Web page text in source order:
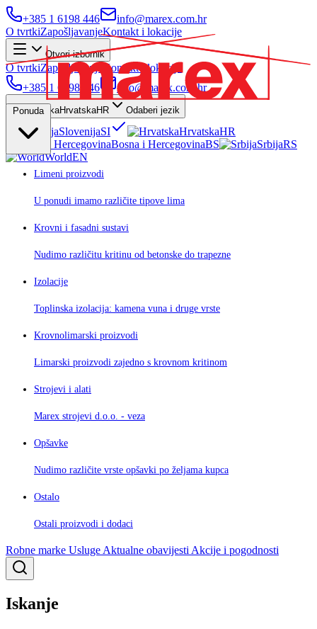
+385 1 6198 446
info@marex.com.hr
O tvrtkiZapošljavanjeKontakt i lokacije
Otvori izbornik
O tvrtkiZapošljavanje
Kontakt i lokacije
+385 1 6198 446
info@marex.com.hr
HrvatskaHR Odaberi jezik
SlovenijaSI HrvatskaHR
Bosna i HercegovinaBS SrbijaRS
WorldEN
Ponuda
Limeni proizvodi
U ponudi imamo različite tipove lima
Krovni i fasadni sustavi
Nudimo različitu kritinu od betonske do trapezne
Izolacije
Toplinska izolacija: kamena vuna i druge vrste
Krovnolimarski proizvodi
Limarski proizvodi zajedno s krovnom kritinom
Strojevi i alati
Marex strojevi d.o.o. - veza
Opšavke
Nudimo različite vrste opšavki po željama kupca
Ostalo
Ostali proizvodi i dodaci
Robne marke Usluge Aktualne obavijesti Akcije i pogodnosti
Iskanje